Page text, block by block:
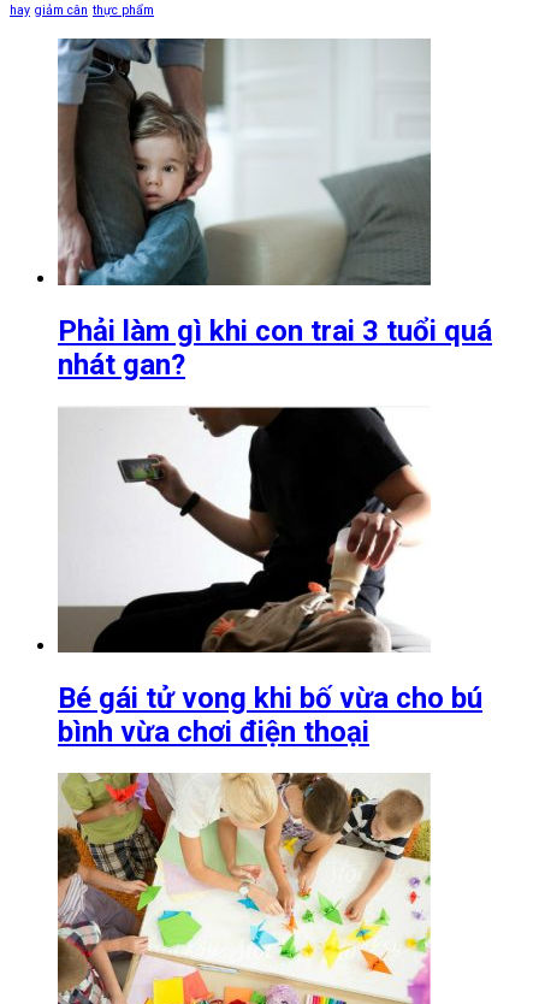
hay giảm cân thực phẩm
Phải làm gì khi con trai 3 tuổi quá
nhát gan?
Bé gái tử vong khi bố vừa cho bú
bình vừa chơi điện thoại